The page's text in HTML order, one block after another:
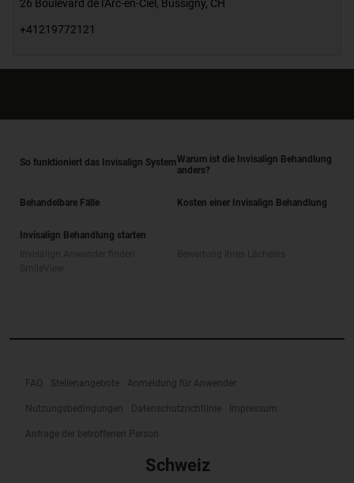
26 Boulevard de l'Arc-en-Ciel , Bussigny, CH
+41219772121
So funktioniert das Invisalign SystemWarum ist die Invisalign Behandlung
anders?
Behandelbare Fälle Kosten einer Invisalign Behandlung
Invisalign Behandlung starten
FAQ Stellenangebote Anmeldung für Anwender
Nutzungsbedingungen Datenschutzrichtlinie Impressum
Anfrage der betroffenen Person
Schweiz